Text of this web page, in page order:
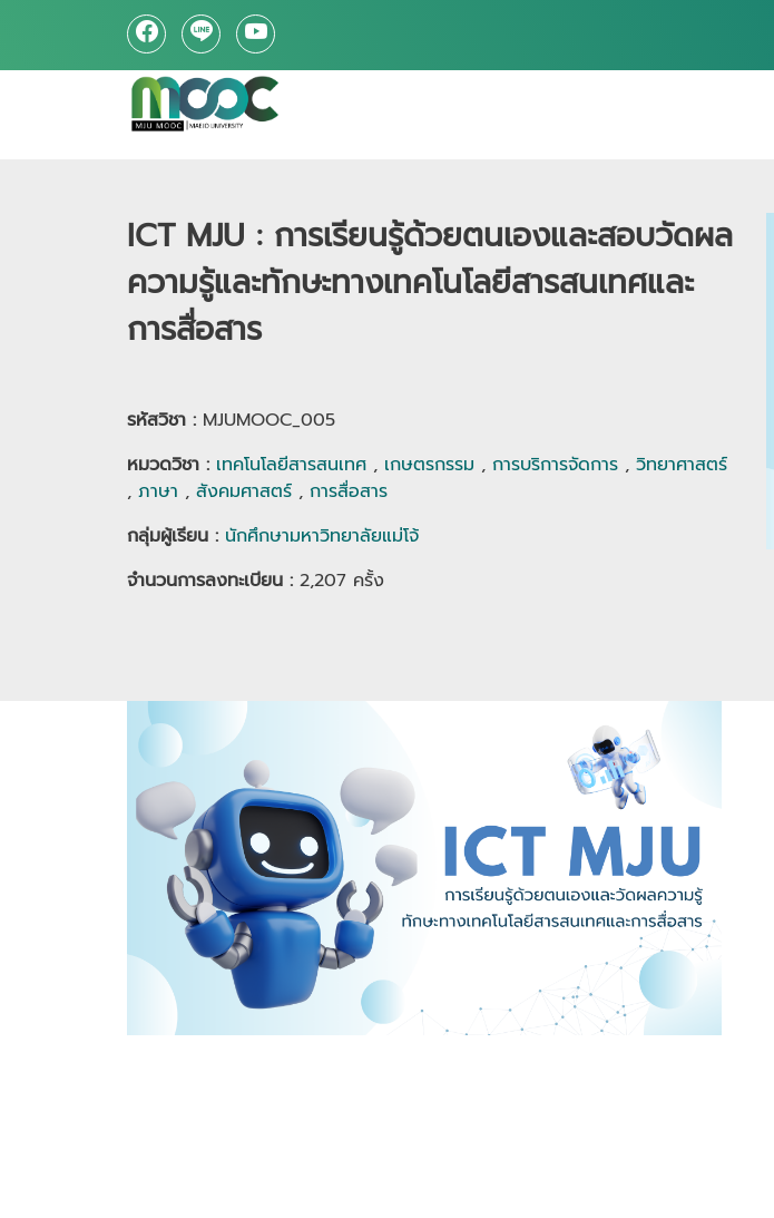
ICT MJU : การเรียนรู้ด้วยตนเองและสอบวัดผล
ความรู้และทักษะทางเทคโนโลยีสารสนเทศและ
การสื่อสาร
รหัสวิชา : MJUMOOC_005
หมวดวิชา : เทคโนโลยีสารสนเทศ , เกษตรกรรม , การบริการจัดการ , วิทยาศาสตร์
, ภาษา , สังคมศาสตร์ , การสื่อสาร
กลุ่มผู้เรียน : นักศึกษามหาวิทยาลัยแม่โจ้
จำนวนการลงทะเบียน : 2,207 ครั้ง